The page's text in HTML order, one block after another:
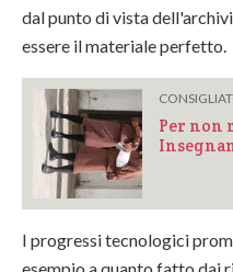
dal punto di vista
essere il materiale perfetto.
Per non
I progressi tecnologici
esempio a quanto fatto dai